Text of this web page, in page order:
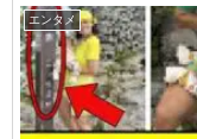
エンタメ